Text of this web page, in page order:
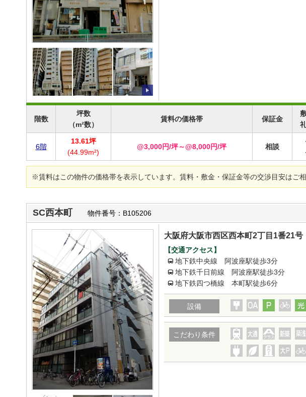
階数
坪数
（m²数）
賃料の価格帯 保証金
6階
13.61坪
(44.99m²)
@3,000円/坪～@8,000円/坪 相談
※賃料はこの物件の価格帯を表示しています。賃料・敷金・保証金等の交渉目安はご相
SC西本町 物件番号：B105206
大阪府大阪市西区西本町2丁目1番21号
【交通アクセス】
地下鉄中央線 阿波座駅徒歩3分
地下鉄千日前線 阿波座駅徒歩3分
地下鉄四つ橋線 本町駅徒歩6分
設備
こだわり条件